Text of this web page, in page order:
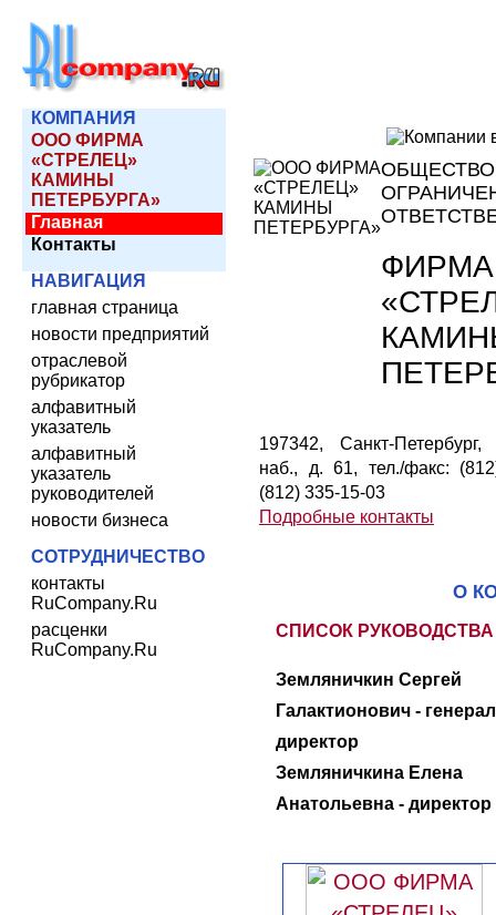
КОМПАНИЯ
ООО ФИРМА
«СТРЕЛЕЦ»
КАМИНЫ
ПЕТЕРБУРГА»
Главная
Контакты
НАВИГАЦИЯ
главная страница
новости предприятий
отраслевой
рубрикатор
алфавитный
указатель
алфавитный
указатель
руководителей
новости бизнеса
СОТРУДНИЧЕСТВО
контакты
RuCompany.Ru
расценки
RuCompany.Ru
ФИРМА
197342, Санкт-Петербург,
наб., д. 61, тел./факс:
(812) 335-15-03
Подробные контакты
О
СПИСОК РУКОВОДСТВА
Земляничкин Сергей
Галактионович -
директор
Земляничкина Елена
Анатольевна - директор